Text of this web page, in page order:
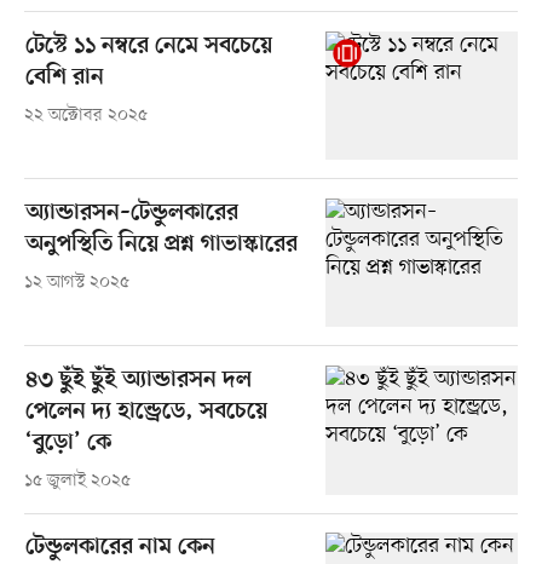
টেস্টে ১১ নম্বরে নেমে সবচেয়ে
বেশি রান
২২ অক্টোবর ২০২৫
অ্যান্ডারসন–টেন্ডুলকারের
অনুপস্থিতি নিয়ে প্রশ্ন গাভাস্কারের
১২ আগস্ট ২০২৫
৪৩ ছুঁই ছুঁই অ্যান্ডারসন দল
পেলেন দ্য হান্ড্রেডে, সবচেয়ে
‘বুড়ো’ কে
১৫ জুলাই ২০২৫
টেন্ডুলকারের নাম কেন